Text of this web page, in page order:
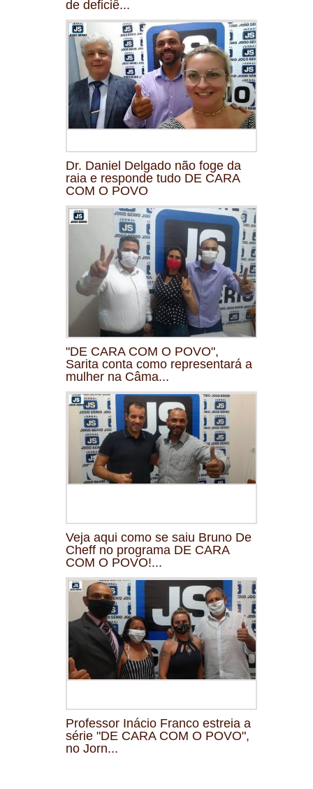
de deficiê...
Dr. Daniel Delgado não foge da
raia e responde tudo DE CARA
COM O POVO
"DE CARA COM O POVO",
Sarita conta como representará a
mulher na Câma...
Veja aqui como se saiu Bruno De
Cheff no programa DE CARA
COM O POVO!...
Professor Inácio Franco estreia a
série "DE CARA COM O POVO",
no Jorn...